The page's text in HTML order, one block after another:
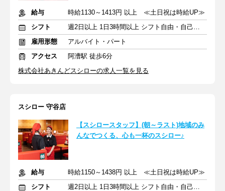
給与
時給1130～1413円 以上 ≪土日祝は時給UP≫
シフト
週2日以上 1日3時間以上 シフト自由・自己申告
雇用形態
アルバイト・パート
アクセス
阿漕駅 徒歩6分
株式会社あきんどスシローの求人一覧を見る
スシロー 守谷店
【スシロースタッフ】(朝～ラスト)地域のみ
んなでつくる、心も一杯のスシロー♪
給与
時給1150～1438円 以上 ≪土日祝は時給UP≫
シフト
週2日以上 1日3時間以上 シフト自由・自己申告